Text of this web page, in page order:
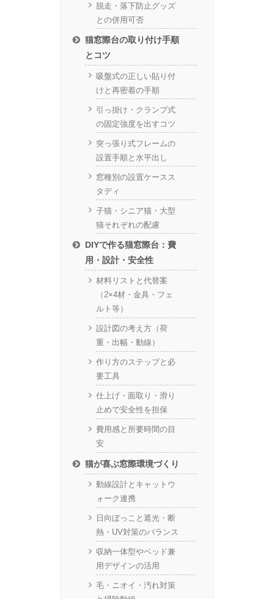
脱走・落下防止グッズ
との併用可否
猫窓際台の取り付け手順
とコツ
吸盤式の正しい貼り付
けと再密着の手順
引っ掛け・クランプ式
の固定強度を出すコツ
突っ張り式フレームの
設置手順と水平出し
窓種別の設置ケースス
タディ
子猫・シニア猫・大型
猫それぞれの配慮
DIYで作る猫窓際台：費
用・設計・安全性
材料リストと代替案
（2×4材・金具・フェ
ルト等）
設計図の考え方（荷
重・出幅・動線）
作り方のステップと必
要工具
仕上げ・面取り・滑り
止めで安全性を担保
費用感と所要時間の目
安
猫が喜ぶ窓際環境づくり
動線設計とキャットウ
ォーク連携
日向ぼっこと遮光・断
熱・UV対策のバランス
収納一体型やベッド兼
用デザインの活用
毛・ニオイ・汚れ対策